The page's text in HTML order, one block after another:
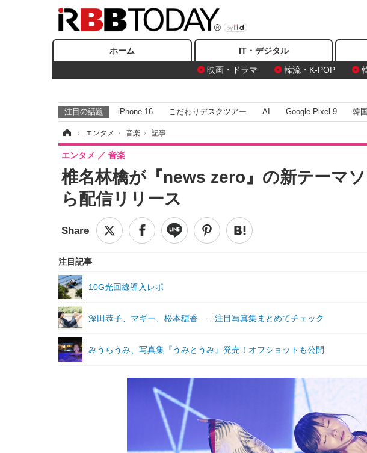
ホーム IT・デジタル
映画・ドラマ
韓流・K-POP
注目の話題 iPhone 16 こだわりデスクツアー AI Google Pixel 9 韓
› エンタメ › 音楽 › 記事
椎名林檎が『news zero』の新テーマ
ら配信リリース
エンタメ 音楽
注目記事
10G光回線導入レポ
深田恭子、マギー、松本穂香……注目写真集まとめてチェック
みうらうみ、写真集『うみとうみ』発売！オフショットも公開